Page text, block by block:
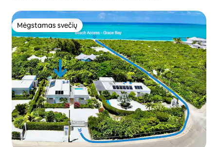
Mėgstamas svečių
Mėgstamas svečių